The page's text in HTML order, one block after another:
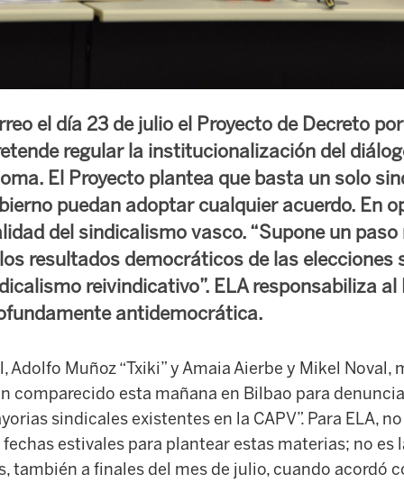
el día 23 de julio el Proyecto de Decreto
regular la institucionalización del
El Proyecto plantea que basta un solo
puedan adoptar cualquier acuerdo. En
del sindicalismo vasco. “Supone un
resultados democráticos de las elecciones
reivindicativo”. ELA responsabiliza al
antidemocrática.
Adolfo Muñoz “Txiki” y Amaia Aierbe y Mikel Noval,
comparecido esta mañana en Bilbao para
sindicales existentes en la CAPV”. Para ELA,
estivales para plantear estas materias; no es
también a finales del mes de julio, cuando acordó